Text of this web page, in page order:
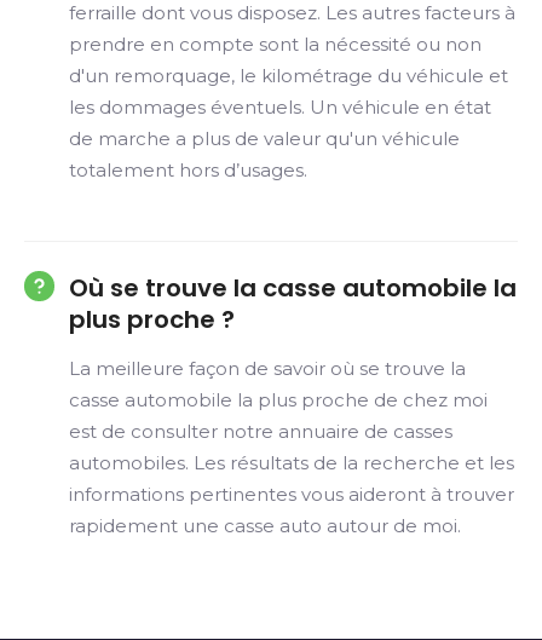
ferraille dont vous disposez. Les autres facteurs à
prendre en compte sont la nécessité ou non
d'un remorquage, le kilométrage du véhicule et
les dommages éventuels. Un véhicule en état
de marche a plus de valeur qu'un véhicule
totalement hors d’usages.
Où se trouve la casse automobile la
plus proche ?
La meilleure façon de savoir où se trouve la
casse automobile la plus proche de chez moi
est de consulter notre annuaire de casses
automobiles. Les résultats de la recherche et les
informations pertinentes vous aideront à trouver
rapidement une casse auto autour de moi.